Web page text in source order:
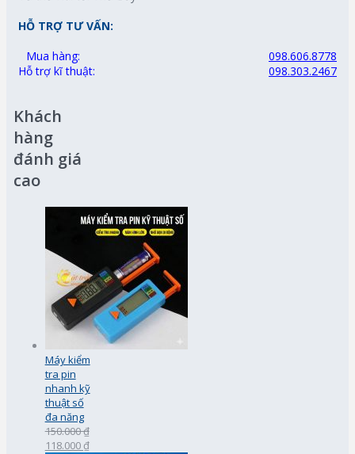
HỖ TRỢ TƯ VẤN:
Mua hàng:
098.606.8778
Hỗ trợ kĩ thuật:
098.303.2467
Khách
hàng
đánh giá
cao
Máy kiểm
tra pin
nhanh kỹ
thuật số
đa năng
150.000 ₫
118.000 ₫